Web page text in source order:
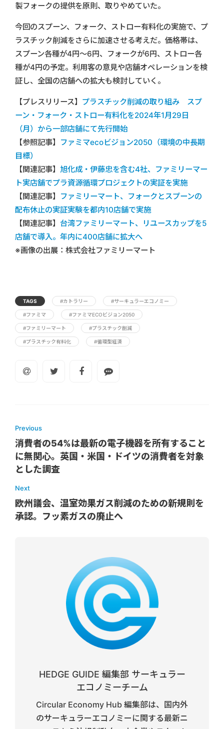
製フォークの提供を原則、取りやめていた。
今回のスプーン、フォーク、ストロー有料化の実施で、プ
ラスチック削減をさらに加速させる考えだ。価格帯は、
スプーン各種が4円～6円、フォークが6円、ストロー各
種が4円の予定。利用客の意見や店舗オペレーションを検
証し、全国の店舗への拡大も検討していく。
【プレスリリース】 プラスチック削減の取り組み スプ
ーン・フォーク・ストロー有料化を2024年1月29日
（月）から一部店舗にて先行開始
【参照記事】
ファミマecoビジョン2050（環境の中長期
目標）
【関連記事】 旭化成・伊藤忠を含む4社、ファミリーマー
ト実店舗でプラ資源循環プロジェクトの実証を実施
【関連記事】
ファミリーマート、フォークとスプーンの
配布休止の実証実験を都内10店舗で実施
【関連記事】 台湾ファミリーマート、リユースカップを5
店舗で導入。年内に400店舗に拡大へ
※画像の出展：株式会社ファミリーマート
TAGS #カトラリー #サーキュラーエコノミー
#ファミマ #ファミマECOビジョン2050
#ファミリーマート #プラスチック削減
#プラスチック有料化 #循環型経済
Previous
消費者の54%は最新の電子機器を所有すること
に無関心。英国・米国・ドイツの消費者を対象
とした調査
Next
欧州議会、温室効果ガス削減のための新規則を
承認。フッ素ガスの廃止へ
HEDGE GUIDE 編集部 サーキュラー
エコノミーチーム
Circular Economy Hub 編集部は、国内外
のサーキュラーエコノミーに関する最新ニ